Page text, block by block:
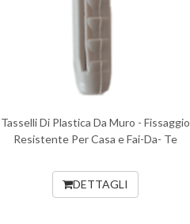
Tasselli Di Plastica Da Muro - Fissaggio
Resistente Per Casa e Fai-Da- Te
DETTAGLI